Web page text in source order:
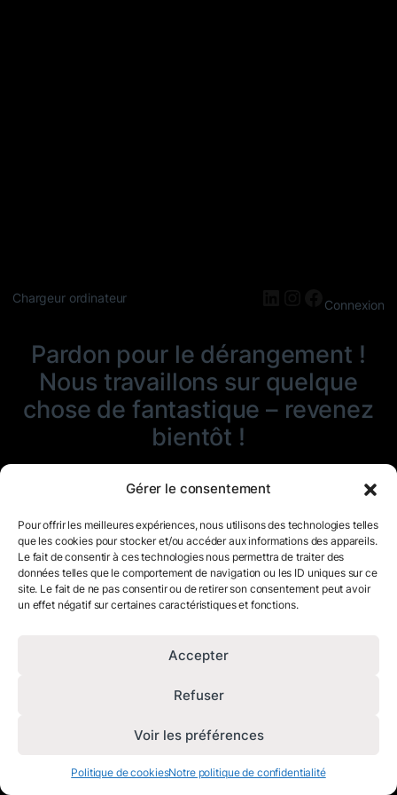
Gérer le consentement
Pour offrir les meilleures expériences, nous utilisons des technologies telles
que les cookies pour stocker et/ou accéder aux informations des appareils.
Le fait de consentir à ces technologies nous permettra de traiter des
données telles que le comportement de navigation ou les ID uniques sur ce
site. Le fait de ne pas consentir ou de retirer son consentement peut avoir
un effet négatif sur certaines caractéristiques et fonctions.
Accepter
Refuser
Voir les préférences
Politique de cookiesNotre politique de confidentialité
Chargeur ordinateur LinkedIn
Instagram
Connexion
Pardon pour le dérangement !
Nous travaillons sur quelque
chose de fantastique – revenez
bientôt !